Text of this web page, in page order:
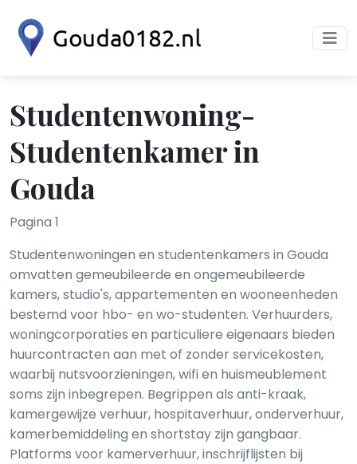
Studentenwoning-
Studentenkamer in
Gouda
Pagina 1
Studentenwoningen en studentenkamers in Gouda
omvatten gemeubileerde en ongemeubileerde
kamers, studio's, appartementen en wooneenheden
bestemd voor hbo- en wo-studenten. Verhuurders,
woningcorporaties en particuliere eigenaars bieden
huurcontracten aan met of zonder servicekosten,
waarbij nutsvoorzieningen, wifi en huismeublement
soms zijn inbegrepen. Begrippen als anti-kraak,
kamergewijze verhuur, hospitaverhuur, onderverhuur,
kamerbemiddeling en shortstay zijn gangbaar.
Platforms voor kamerverhuur, inschrijflijsten bij